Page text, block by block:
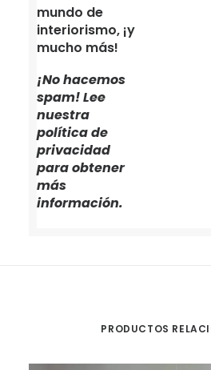
mundo de
interiorismo, ¡y
mucho más!
¡No hacemos
spam! Lee
nuestra
política de
privacidad
para obtener
más
información.
PRODUCTOS